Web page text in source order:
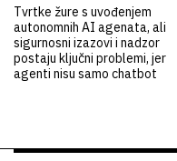
Tvrtke žure s uvođenjem
autonomnih AI agenata, ali
sigurnosni izazovi i nadzor
postaju ključni problemi, jer
agenti nisu samo chatbot